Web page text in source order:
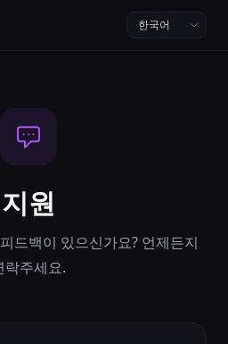
지원
드백이 있으신가요? 언제든지
락주세요.